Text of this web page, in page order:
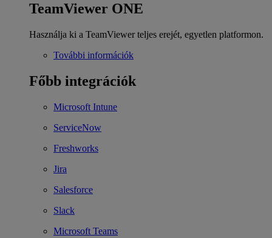
TeamViewer ONE
Használja ki a TeamViewer teljes erejét, egyetlen platformon.
További információk
Főbb integrációk
Microsoft Intune
ServiceNow
Freshworks
Jira
Salesforce
Slack
Microsoft Teams